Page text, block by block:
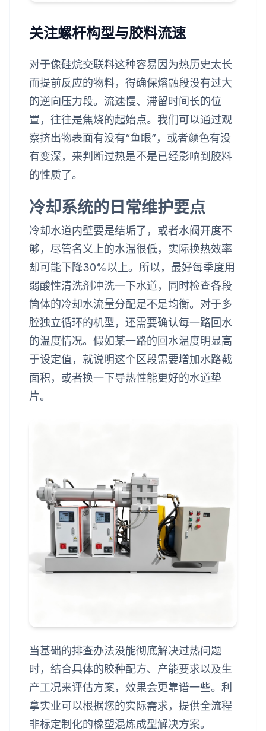
关注螺杆构型与胶料流速
对于像硅烷交联料这种容易因为热历史太长
而提前反应的物料，得确保熔融段没有过大
的逆向压力段。流速慢、滞留时间长的位
置，往往是焦烧的起始点。我们可以通过观
察挤出物表面有没有“鱼眼”，或者颜色有没
有变深，来判断过热是不是已经影响到胶料
的性质了。
冷却系统的日常维护要点
冷却水道内壁要是结垢了，或者水阀开度不
够，尽管名义上的水温很低，实际换热效率
却可能下降30%以上。所以，最好每季度用
弱酸性清洗剂冲洗一下水道，同时检查各段
筒体的冷却水流量分配是不是均衡。对于多
腔独立循环的机型，还需要确认每一路回水
的温度情况。假如某一路的回水温度明显高
于设定值，就说明这个区段需要增加水路截
面积，或者换一下导热性能更好的水道垫
片。
当基础的排查办法没能彻底解决过热问题
时，结合具体的胶种配方、产能要求以及生
产工况来评估方案，效果会更靠谱一些。利
拿实业可以根据您的实际需求，提供全流程
非标定制化的橡塑混炼成型解决方案。